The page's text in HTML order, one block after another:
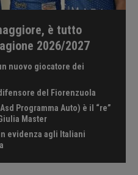
è tutto
2026/2027
nuovo giocatore dei
del Fiorenzuola
Programma Auto) è il “re”
Master
evidenza agli Italiani